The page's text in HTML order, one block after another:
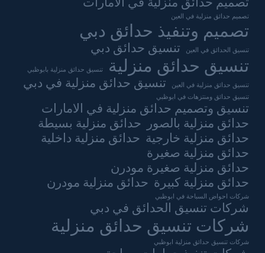
تصميم حدائق منزلية في العين
تصميم وتنفيذ حدائق دبي
تنسيق الحدائق في العين تنسيق حدائق دبي
تنسيق حدائق منزلية تنسيق حدائق منزلية بابوظبي
تنسيق حدائق منزلية في العين تنسيق حدائق منزلية في دبي
تنسيق حدائق ومنتزهات في ابوظبي
تنسيق وتصميم حدائق منزلية في الامارات
حدائق منزلية بالصور
حدائق منزلية بسيطة
حدائق منزلية خارجية حدائق منزلية داخلية
حدائق منزلية صغيرة
حدائق منزلية صغيرة مودرن
حدائق منزلية كبيرة حدائق منزلية مودرن
شركات احواض السباحة في ابوظبي
شركات تنسيق الحدائق في دبي
شركات تنسيق حدائق منزلية
شركات تنسيق حدائق منزلية ابوظبي